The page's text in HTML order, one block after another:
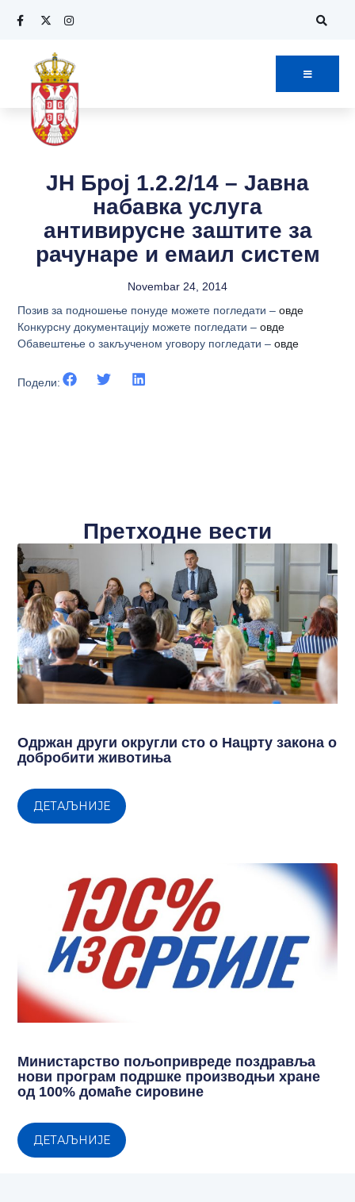
ЈН Број 1.2.2/14 – Јавна
набавка услуга
антивирусне заштите за
рачунаре и емаил систем
Novembar 24, 2014
Позив за подношење понуде можете погледати –овде
Конкурсну документацију можете погледати –овде
Обавештење о закљученом уговору погледати –овде
Подели:
Претходне вести
Одржан други округли сто о Нацрту закона о
добробити животиња
ДЕТАЉНИЈЕ
Министарство пољопривреде поздравља
нови програм подршке производњи хране
од 100% домаће сировине
ДЕТАЉНИЈЕ